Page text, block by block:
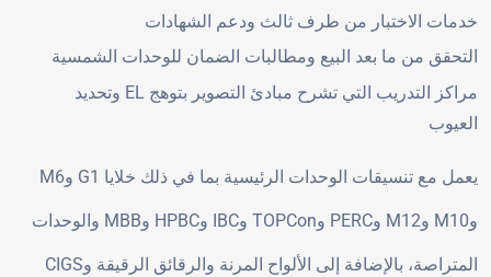
خدمات الاختبار من طرف ثالث ودعم الشهادات
التحقق من ما بعد البيع ومطالبات الضمان للوحدات الشمسية
مراكز التدريب التي تشرح مبادئ التصوير بتوهج EL وتحديد
العيوب
يعمل مع تنسيقات الوحدات الرئيسية بما في ذلك خلايا G1 وM6
وM10 وM12 وPERC وTOPCon وIBC وHPBC وMBB والوحدات
المتراصة، بالإضافة إلى الألواح المرنة والرقائق الرقيقة وCIGS